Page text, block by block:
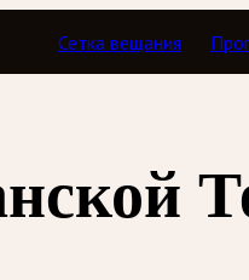
Сетка вещания
Новости